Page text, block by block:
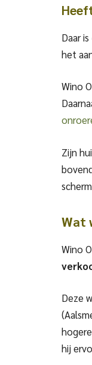
Daar is
het
Wino
Zijn
Wat
Wino
Deze
hij